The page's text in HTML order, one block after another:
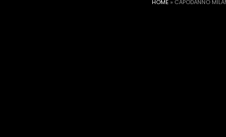
HOME » CAPODANNO